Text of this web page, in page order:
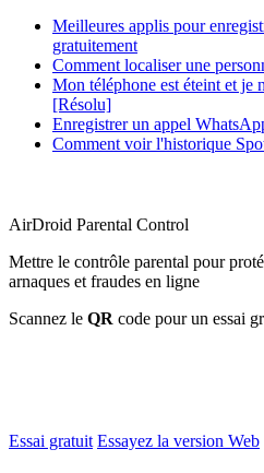
Meilleures applis pour
gratuitement
Comment localiser une
Mon téléphone est éteint et je
[Résolu]
Enregistrer un appel
Comment voir l'historique
AirDroid Parental Control
Mettre le contrôle parental pour
arnaques et fraudes en ligne
Scannez le QR code pour un essai
Essai gratuit Essayez la version Web